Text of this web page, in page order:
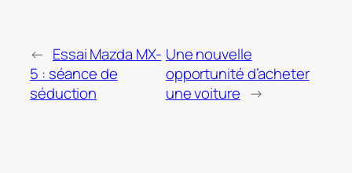
← Essai Mazda MX-
5 : séance de
séduction
Une nouvelle
opportunité d’acheter
une voiture →